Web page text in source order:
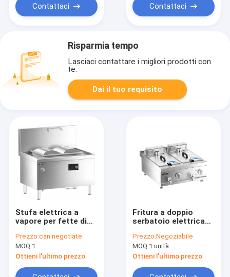
Contattaci Contattaci
Risparmia tempo
Lasciaci contattare i migliori prodotti con
te.
Dai il tuo requisito
Stufa elettrica a
vapore per fette di
Prezzo:can negotiate
MOQ:1
Ottieni l'ultimo prezzo
Fritura a doppio
serbatoio elettrica
Prezzo:Negoziabile
MOQ:1 unità
Ottieni l'ultimo prezzo